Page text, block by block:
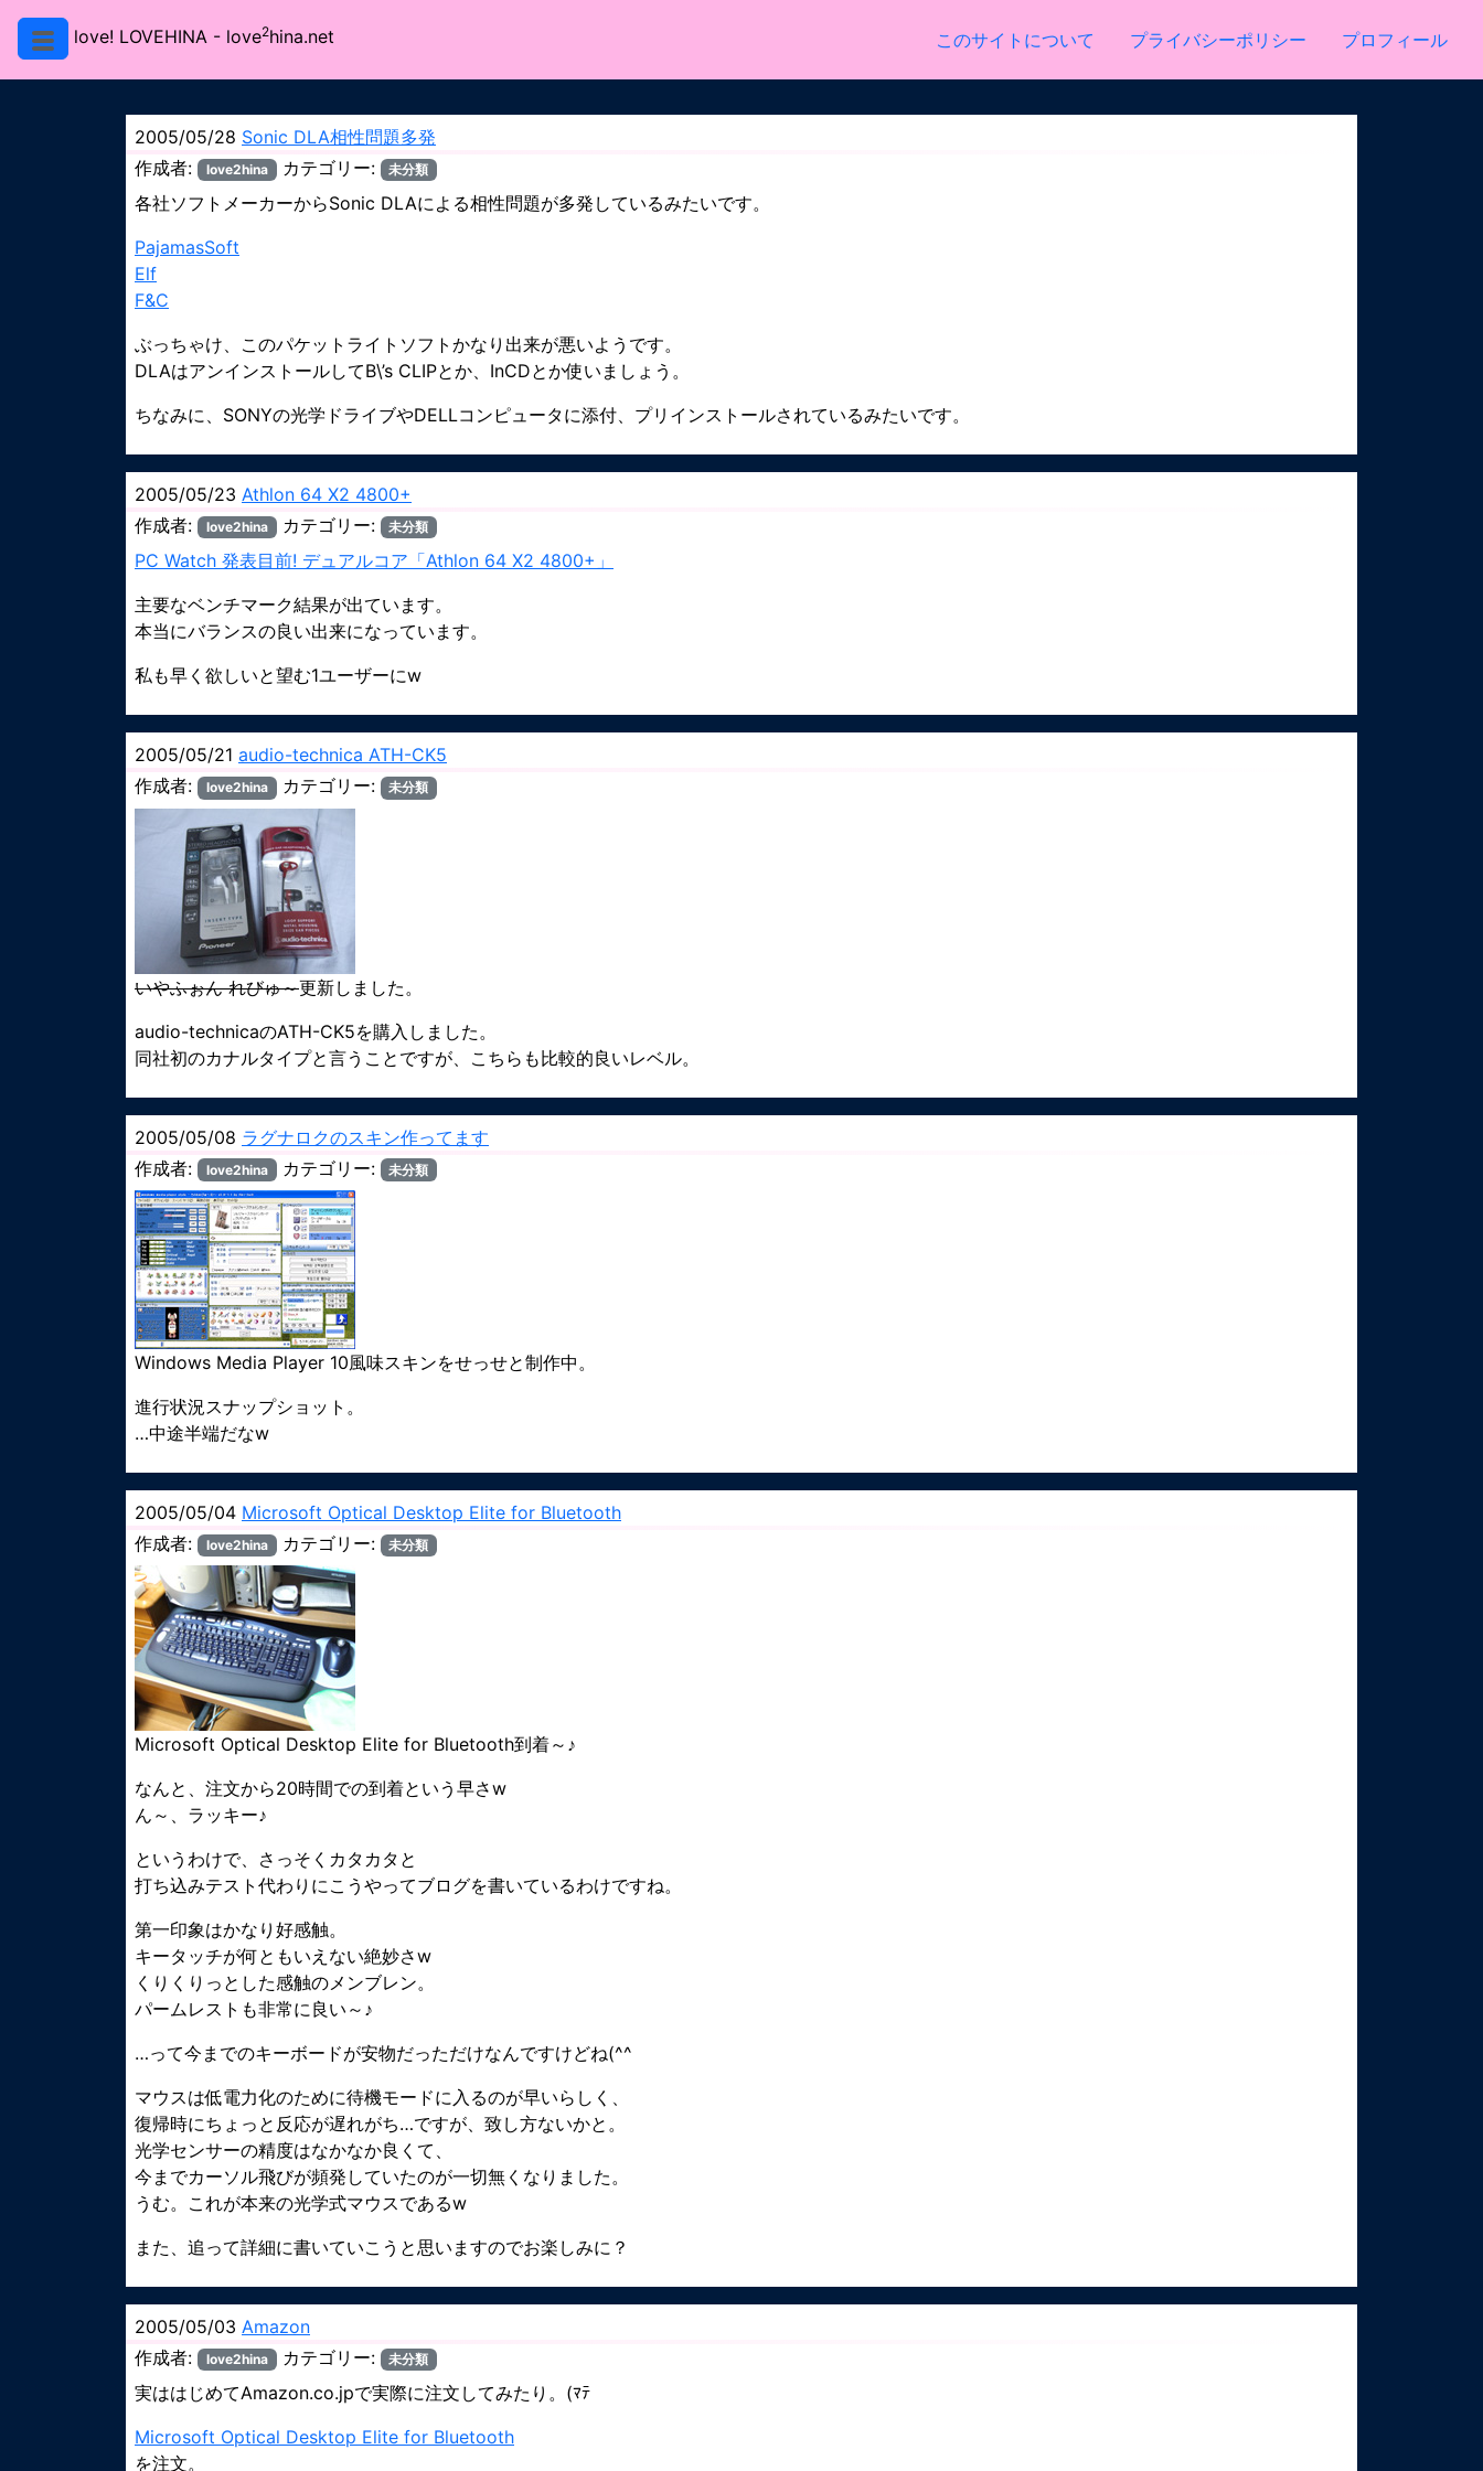
love! LOVEHINA - love2hina.net このサイトについて プライバシーポリシー プロフィール
2005/05/28 Sonic DLA相性問題多発
作成者:
love2hina カテゴリー: 未分類
各社ソフトメーカーからSonic DLAによる相性問題が多発しているみたいです。
PajamasSoft
Elf
F&C
ぶっちゃけ、このパケットライトソフトかなり出来が悪いようです。
DLAはアンインストールしてB\’s CLIPとか、InCDとか使いましょう。
ちなみに、SONYの光学ドライブやDELLコンピュータに添付、プリインストールされているみたいです。
2005/05/23 Athlon 64 X2 4800+
作成者:
love2hina カテゴリー: 未分類
PC Watch 発表目前! デュアルコア「Athlon 64 X2 4800+」
主要なベンチマーク結果が出ています。
本当にバランスの良い出来になっています。
私も早く欲しいと望む1ユーザーにw
2005/05/21 audio-technica ATH-CK5
作成者:
love2hina カテゴリー: 未分類
いやふぉん れびゅ～更新しました。
audio-technicaのATH-CK5を購入しました。
同社初のカナルタイプと言うことですが、こちらも比較的良いレベル。
2005/05/08 ラグナロクのスキン作ってます
作成者:
love2hina カテゴリー: 未分類
Windows Media Player 10風味スキンをせっせと制作中。
進行状況スナップショット。
…中途半端だなw
2005/05/04 Microsoft Optical Desktop Elite for Bluetooth
作成者:
love2hina カテゴリー: 未分類
Microsoft Optical Desktop Elite for Bluetooth到着～♪
なんと、注文から20時間での到着という早さw
ん～、ラッキー♪
というわけで、さっそくカタカタと
打ち込みテスト代わりにこうやってブログを書いているわけですね。
第一印象はかなり好感触。
キータッチが何ともいえない絶妙さw
くりくりっとした感触のメンブレン。
パームレストも非常に良い～♪
…って今までのキーボードが安物だっただけなんですけどね(^^ゞ
マウスは低電力化のために待機モードに入るのが早いらしく、
復帰時にちょっと反応が遅れがち…ですが、致し方ないかと。
光学センサーの精度はなかなか良くて、
今までカーソル飛びが頻発していたのが一切無くなりました。
うむ。これが本来の光学式マウスであるw
また、追って詳細に書いていこうと思いますのでお楽しみに？
2005/05/03 Amazon
作成者:
love2hina カテゴリー: 未分類
実ははじめてAmazon.co.jpで実際に注文してみたり。(ﾏﾃ
Microsoft Optical Desktop Elite for Bluetooth
を注文。